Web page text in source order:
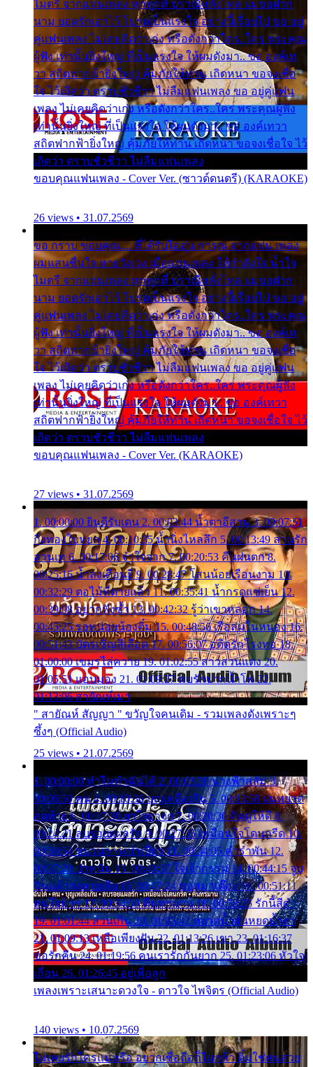
ไมตรี จากแฟนเพลง ทุกทุกที่ ปราณีหลั่งไหล ผมขอฝาก
นาม ยอดรักเอาไว้ โปรดเป็นแรงใจ อย่างนี้เรื่อยไป ขอ อยู่
คู่แฟนเพลง ไม่เคยคิดว่าเก่ง หรือดังกว่าใคร..ใคร พระคุณ
ผู้ฟัง เท่านั้นยิ่งใหญ่ ที่เป็นแรงใจ ให้ผมดังมา.. ขอ องค์เท
วา สถิตฟากฟ้ายิ่งใหญ่ คุ้มภัยให้ท่าน เถิดหนา ขอจงเชื่อ
ใจ ไว้เถิดว่า ตราบชั่วชีวา ไม่ลืมแฟนเพลง ขอ อยู่คู่แฟน
เพลง ไม่เคยคิดว่าเก่ง หรือดังกว่าใคร..ใคร พระคุณผู้ฟัง
เท่านั้นยิ่งใหญ่ ที่เป็นแรงใจ ให้ผมดังมา.. ขอ องค์เทวา
สถิตฟากฟ้ายิ่งใหญ่ คุ้มภัยให้ท่าน เถิดหนา ขอจงเชื่อใจ ไว้
เถิดว่า ตราบชั่วชีวา ไม่ลืมแฟนเพลง
ขอบคุณแฟนเพลง - Cover Ver. (ซาวด์ดนตรี) (KARAOKE)
26 views • 31.07.2569
ขอ กราบ ขอบคุณ.... ที่ได้รับไออุ่น การุณ จากแฟน เพลง
ผมแสนชื่นใจ หายวังเวง เมื่อแฟนเพลง ให้กำลังใจ น้ำใจ
ไมตรี จากแฟนเพลง ทุกทุกที่ ปราณีหลั่งไหล ผมขอฝาก
นาม ยอดรักเอาไว้ โปรดเป็นแรงใจ อย่างนี้เรื่อยไป ขอ อยู่
คู่แฟนเพลง ไม่เคยคิดว่าเก่ง หรือดังกว่าใคร..ใคร พระคุณ
ผู้ฟัง เท่านั้นยิ่งใหญ่ ที่เป็นแรงใจ ให้ผมดังมา.. ขอ องค์เท
วา สถิตฟากฟ้ายิ่งใหญ่ คุ้มภัยให้ท่าน เถิดหนา ขอจงเชื่อ
ใจ ไว้เถิดว่า ตราบชั่วชีวา ไม่ลืมแฟนเพลง ขอ อยู่คู่แฟน
เพลง ไม่เคยคิดว่าเก่ง หรือดังกว่าใคร..ใคร พระคุณผู้ฟัง
เท่านั้นยิ่งใหญ่ ที่เป็นแรงใจ ให้ผมดังมา.. ขอ องค์เทวา
สถิตฟากฟ้ายิ่งใหญ่ คุ้มภัยให้ท่าน เถิดหนา ขอจงเชื่อใจ ไว้
เถิดว่า ตราบชั่วชีวา ไม่ลืมแฟนเพลง
ขอบคุณแฟนเพลง - Cover Ver. (KARAOKE)
27 views • 31.07.2569
1. 00:00:00 ยินดีรับเดน 2. 00:03:44 น้ำตาอีสาน 3. 00:07:51
กิ่งทองใบหยก 4. 00:10:35 น้ำนิ่งไหลลึก 5. 00:13:49 ลานรัก
ลานเท 6. 00:17:06 จำใจจาก 7. 00:20:53 คืนฝนตก 8.
00:25:16 น้ำลงเดือนยี่ 9. 00:28:47 โสนน้อยเรือนงาม 10.
00:32:29 ตอไม้ที่ตายแล้ว 11. 00:35:41 น้ำกรดแช่เย็น 12.
00:39:08 อยากฟังซ้ำ 13. 00:42:32 รู้ว่าเขาหลอก 14.
00:45:25 รอหน่อยน้องติ๋ม 15. 00:48:56 เรือล่มในหนอง 16.
00:51:43 บัตรเชิญสีเลือด 17. 00:56:07 อดีตรักโรงทอ 18.
01:00:00 เขมรไล่ควาย 19. 01:02:55 สาวสวนแตง 20.
01:05:51 แอบมอง 21. 01:09:27 พบรักปากน้ำโพ 22.
01:13:06 สายัณห์เมา
" สายัณห์ สัญญา " ขวัญใจคนเดิม - รวมเพลงดังเพราะๆ
ซึ้งๆ (Official Audio)
25 views • 21.07.2569
1. 00:00:00 ทำไมทำฉันได้ 2. 00:03:20 นางฟ้าสลัม 3.
00:06:50 คน 4. 00:10:36 บุญเหลือเกิน 5. 00:13:58 ฝนหยาด
สุดท้าย 6. 00:17:30 ยาใจยาจก 7. 00:20:30 คิดดูให้ดี 8.
00:24:21 ลบรอยแผลรัก 9. 00:27:35 เหมือนใจโดนกรีด 10.
00:30:54 ขบวนการเปาเปียว 11. 00:34:05 คำรำพัน 12.
00:37:20 ปาหนัน 13. 00:40:37 ใจเจ้ากรรม 14. 00:44:15 จูบ
ฉันแล้วจงตายเสีย 15. 00:47:24 ขอสูมาเต๊อะ 16. 00:51:11
คนใจมาร 17. 00:54:50 คืนทรมาน 18. 00:58:25 รักนี้สีดำ
19. 01:01:44 ส่วนเกิน 20. 01:05:42 หยาดน้ำฝนหยดน้ำตา
21. 01:09:13 เหลือเพียงฝัน 22. 01:13:26 เขา 23. 01:16:37
ขอรักคืน 24. 01:19:56 คนเรารักกันยาก 25. 01:23:06 หัวใจ
เถื่อน 26. 01:26:45 อยู่เพื่อลูก
เพลงเพราะเสนาะดวงใจ - ดาวใจ ไพจิตร (Official Audio)
140 views • 10.07.2569
ไม่เคยรักใครแน่หรือ อยากเชื่อถือก็ไม่กล้า ติ๋มใช่คนสวย